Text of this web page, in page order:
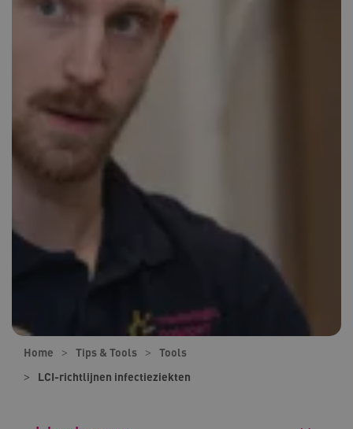
Home Tips & Tools
Tools
LCI-richtlijnen infectieziekten